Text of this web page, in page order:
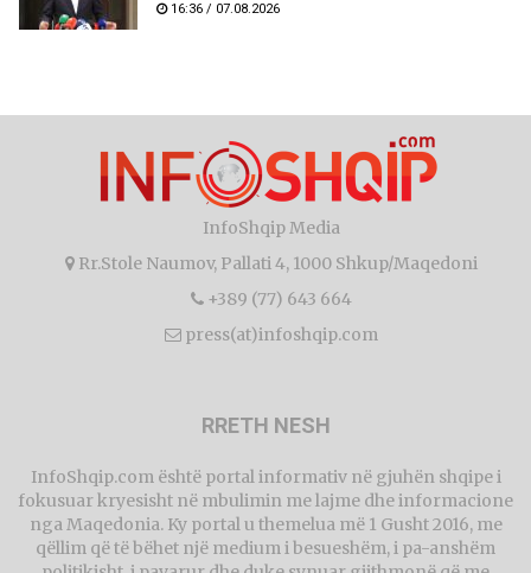
16:36 / 07.08.2026
InfoShqip Media
Rr.Stole Naumov, Pallati 4, 1000 Shkup/Maqedoni
+389 (77) 643 664
press(at)infoshqip.com
RRETH NESH
InfoShqip.com është portal informativ në gjuhën shqipe i
fokusuar kryesisht në mbulimin me lajme dhe informacione
nga Maqedonia. Ky portal u themelua më 1 Gusht 2016, me
qëllim që të bëhet një medium i besueshëm, i pa-anshëm